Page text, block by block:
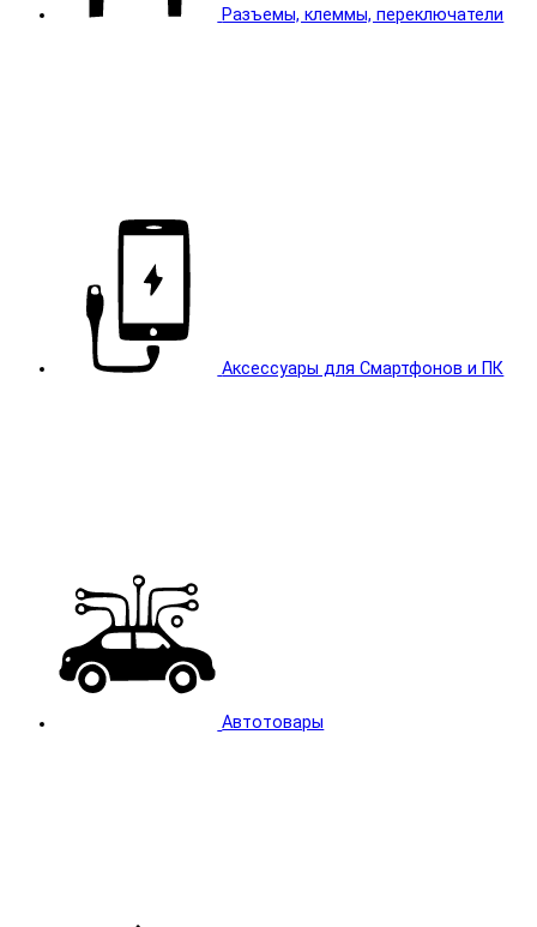
Разъемы, клеммы, переключатели
Аксессуары для Смартфонов и ПК
Автотовары